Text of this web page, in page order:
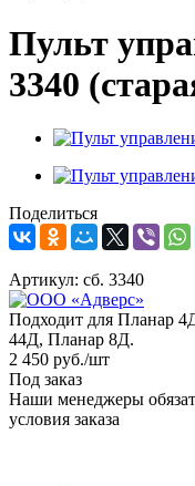
Пульт
3340
Поделиться
Артикул: сб. 3340
Подходит для Планар
44Д, Планар 8Д.
2 450 руб./шт
Под заказ
Наши менеджеры
условия заказа